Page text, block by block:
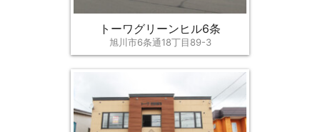
トーワグリーンヒル6条
旭川市6条通18丁目89-3